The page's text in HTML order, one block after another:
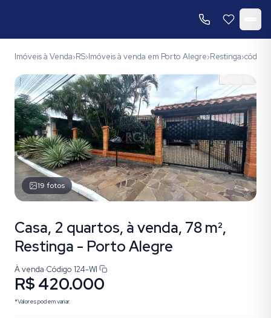
Imóveis à Venda›RS›Imóveis à venda em Porto Alegre›Restinga›código
19 fotos
Casa, 2 quartos, à venda, 78 m²,
Restinga - Porto Alegre
À venda·Código 124-WI
R$ 420.000
*Valores podem variar.